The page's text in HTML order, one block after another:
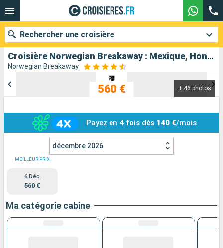
Croisière Norwegian Breakaway : Mexique, Honduras, Belize, États-Unis au départ de Nouvelle-Orleans
Norwegian Breakaway
+ 46 photos
560 €
Payez en 4 fois dès 140 €/mois
décembre 2026
MEILLEUR PRIX
6 Déc.
560 €
Ma catégorie cabine
Rechercher une croisière
Mois de départ
Ports Compagnies